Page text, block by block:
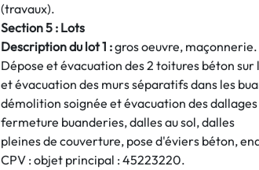
(travaux).
Section 5 : Lots
Description du lot 1 :gros oeuvre, maçonnerie.
Dépose et évacuation des 2 toitures béton
et évacuation des murs séparatifs dans les
démolition soignée et évacuation des
fermeture buanderies, dalles au sol, dalles
pleines de couverture, pose d'éviers béton,
CPV : objet principal : 45223220.